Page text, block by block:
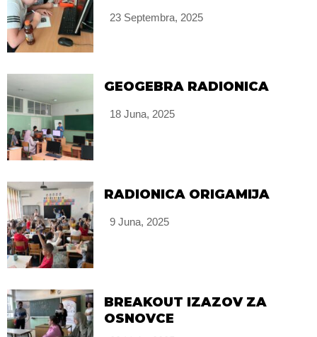
23 Septembra, 2025
GEOGEBRA RADIONICA
18 Juna, 2025
RADIONICA ORIGAMIJA
9 Juna, 2025
BREAKOUT IZAZOV ZA
OSNOVCE